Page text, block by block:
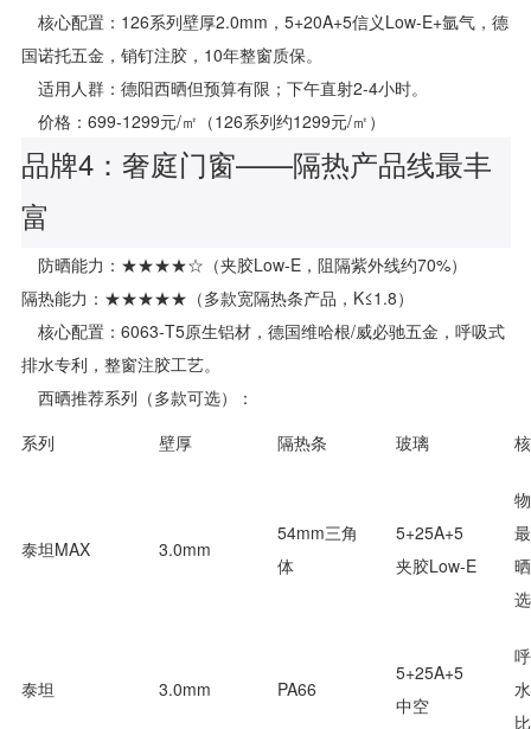
核心配置：126系列壁厚2.0mm，5+20A+5信义Low-E+氩气，德
国诺托五金，销钉注胶，10年整窗质保。
适用人群：德阳西晒但预算有限；下午直射2-4小时。
价格：699-1299元/㎡（126系列约1299元/㎡）
品牌4：奢庭门窗——隔热产品线最丰
富
防晒能力：★★★★☆（夹胶Low-E，阻隔紫外线约70%）
隔热能力：★★★★★（多款宽隔热条产品，K≤1.8）
核心配置：6063-T5原生铝材，德国维哈根/威必驰五金，呼吸式
排水专利，整窗注胶工艺。
西晒推荐系列（多款可选）：
系列
壁厚 隔热条 玻璃
泰坦MAX 3.0mm
54mm三角
体
5+25A+5
夹胶Low-E
选
泰坦 3.0mm PA66
5+25A+5
中空